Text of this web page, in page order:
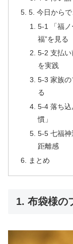
5. 今日から
5-1 「福ノ
福”を見る
5-2 支払
を実践
5-3 家族の
る
5-4 落ち込
慣」
5-5 七福
距離感
まとめ
1. 布袋様の